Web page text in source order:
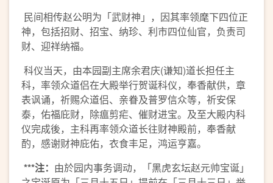
民间相传赵公明为「武财神」，因其率领麾下四位正
神，包括招财、招宝、纳珍、利市四位仙官，负责司
财、迎祥纳福。
科仪当天，由本园副主席余君庆(谦知)道长担任主
科，率领众道侣在大殿举行贺诞科仪，奉香献供，章
表讽诵，祈赐众道侣、亲眷及普罗信众等，祈安保
泰，佑福庇财，除瘟剪疟、催财进宝。及至大殿内科
仪完成後，主科再率领众道长往财神殿前，奉香献
酌，感谢财神庇佑，衣食丰足，鸿运亨嘉。
***注： 由於园内事务调动，「黑虎玄坛赵元帅宝诞」